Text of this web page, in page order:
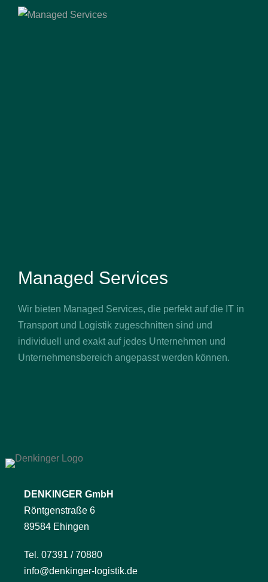
Managed Services
Wir bieten Managed Services, die perfekt auf die IT in
Transport und Logistik zugeschnitten sind und
individuell und exakt auf jedes Unternehmen und
Unternehmensbereich angepasst werden können.
DENKINGER GmbH
Röntgenstraße 6
89584 Ehingen
Tel. 07391 / 70880
info@denkinger-logistik.de